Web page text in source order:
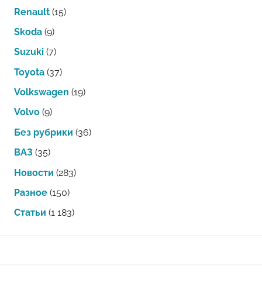
Renault (15)
Skoda (9)
Suzuki (7)
Toyota (37)
Volkswagen (19)
Volvo (9)
Без рубрики (36)
ВАЗ (35)
Новости (283)
Разное (150)
Статьи (1 183)